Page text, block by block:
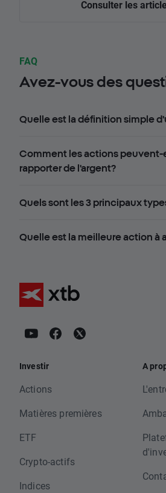
Consulter les
FAQ
Avez-vous des
Quelle est la définition simple
Comment les actions peuvent-
rapporter de l'argent?
Quels sont les 3 principaux
Quelle est la meilleure action à
Investir
Actions
Matières premières
ETF
Crypto-actifs
Indices
A